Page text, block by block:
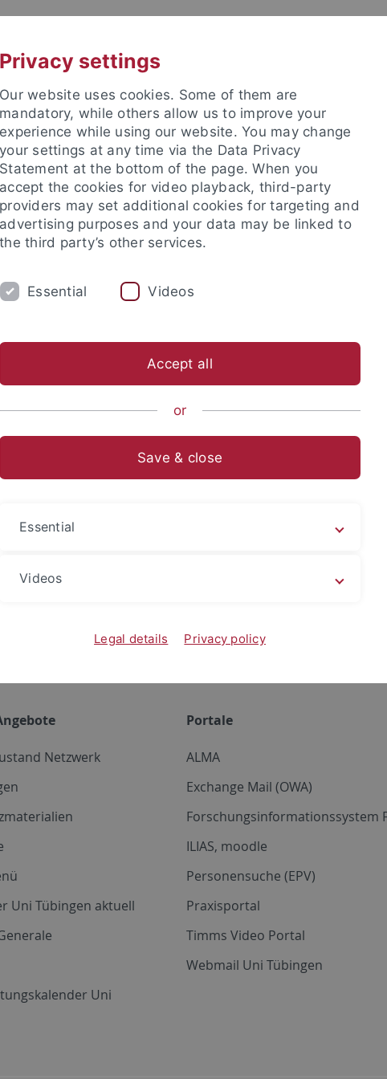
FORSCHUNG KONTAKT
Fakultät Romanisches
Inga Hennecke
und Vorträge
Netzwerk
Uni Tübingen aktuell
Uni
Portale
ALMA
Exchange Mail (OWA)
Forschungsinformationssystem
ILIAS, moodle
Personensuche (EPV)
Praxisportal
Timms Video Portal
Webmail Uni Tübingen
Privacy settings
Our website uses cookies. Some of them are
mandatory, while others allow us to improve your
experience while using our website. You may change
your settings at any time via the Data Privacy
Statement at the bottom of the page. When you
accept the cookies for video playback, third-party
providers may set additional cookies for targeting and
advertising purposes and your data may be linked to
the third party’s other services.
Essential Videos
Accept all
or
Save & close
Essential
Videos
Legal details Privacy policy